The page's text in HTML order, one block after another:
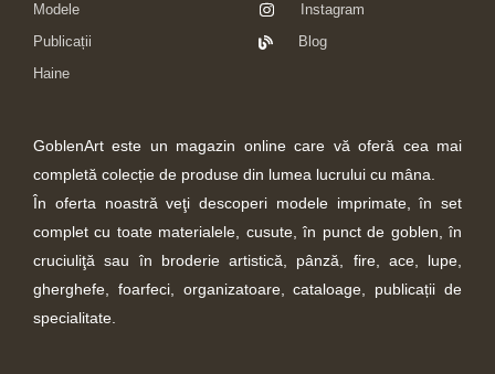
Modele
Publicații
Haine
Instagram
Blog
GoblenArt este un magazin online care vă oferă cea mai
completă colecție de produse din lumea lucrului cu mâna.
În oferta noastră veţi descoperi modele imprimate, în set
complet cu toate materialele, cusute, în punct de goblen, în
cruciuliţă sau în broderie artistică, pânză, fire, ace, lupe,
gherghefe, foarfeci, organizatoare, cataloage, publicații de
specialitate.